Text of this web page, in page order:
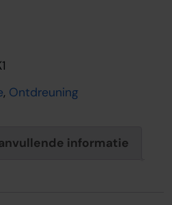
, Ontdreuning
informatie